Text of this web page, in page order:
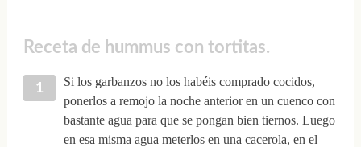
Receta de hummus con tortitas.
Si los garbanzos no los habéis comprado cocidos,
ponerlos a remojo la noche anterior en un cuenco con
bastante agua para que se pongan bien tiernos. Luego
en esa misma agua meterlos en una cacerola, en el